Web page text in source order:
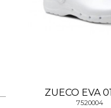
ZUECO EVA
7520004